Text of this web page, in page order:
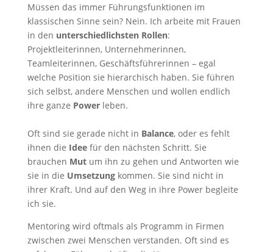
Müssen das immer Führungsfunktionen im
klassischen Sinne sein? Nein. Ich arbeite mit Frauen
in den unterschiedlichsten Rollen:
Projektleiterinnen, Unternehmerinnen,
Teamleiterinnen, Geschäftsführerinnen – egal
welche Position sie hierarchisch haben. Sie führen
sich selbst, andere Menschen und wollen endlich
ihre ganze Powerleben.
Oft sind sie gerade nicht in Balance, oder es fehlt
ihnen die Ideefür den nächsten Schritt. Sie
brauchen Mutum ihn zu gehen und Antworten wie
sie in die Umsetzungkommen. Sie sind nicht in
ihrer Kraft. Und auf den Weg in ihre Power begleite
ich sie.
Mentoring wird oftmals als Programm in Firmen
zwischen zwei Menschen verstanden. Oft sind es